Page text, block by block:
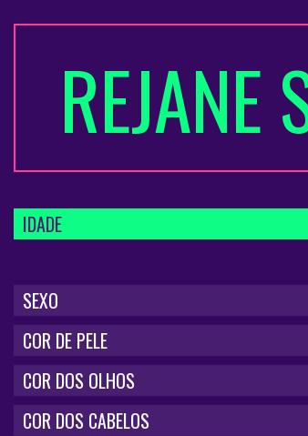
REJANE
IDADE
SEXO
COR DE PELE
COR DOS OLHOS
COR DOS CABELOS